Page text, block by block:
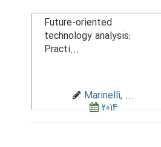
Future-oriented
technology analysis:
Practi...
Marinelli, ...
2014